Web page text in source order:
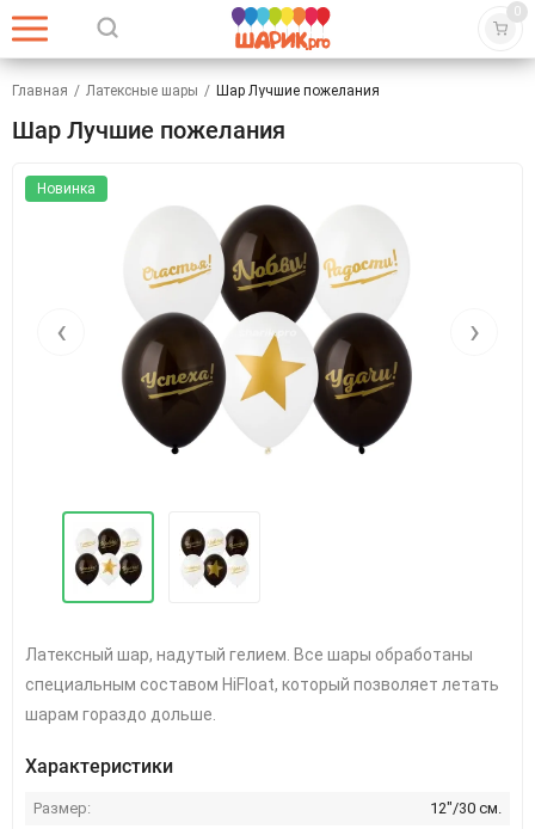
0
Главная / Латексные шары / Шар Лучшие пожелания
Шар Лучшие пожелания
Новинка
‹ ›
Латексный шар, надутый гелием. Все шары обработаны
специальным составом HiFloat, который позволяет летать
шарам гораздо дольше.
Характеристики
Размер:
12"/30 см.